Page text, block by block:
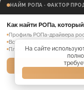
Есть простой
их вслух
переговоров.
расходятся,
один называет
а второй
НАЙМ РОПА · ФАКТОР
Как найти РОПа,
Профиль РОПа-драйвера
Вопросы на собеседовании,
План адаптации нового
На сайте